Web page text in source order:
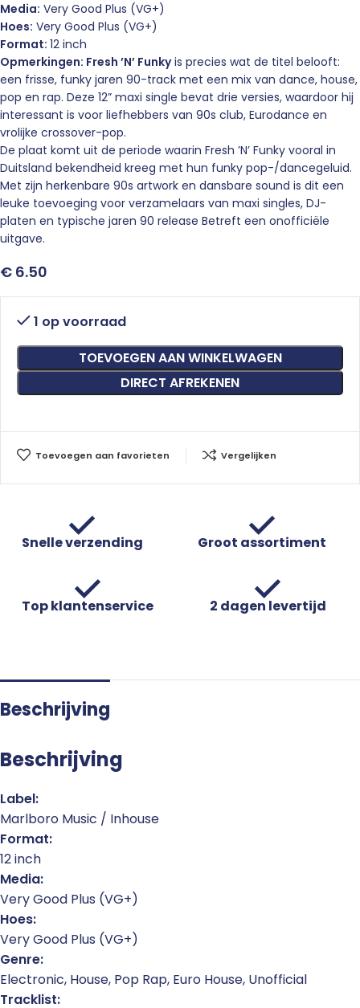
Media: Very Good Plus (VG+)
Hoes: Very Good Plus (VG+)
Format: 12 inch
Opmerkingen: Fresh ’N’ Funkyis precies wat de titel belooft:
een frisse, funky jaren 90-track met een mix van dance, house,
pop en rap. Deze 12” maxi single bevat drie versies, waardoor hij
interessant is voor liefhebbers van 90s club, Eurodance en
vrolijke crossover-pop.
De plaat komt uit de periode waarin Fresh ’N’ Funky vooral in
Duitsland bekendheid kreeg met hun funky pop-/dancegeluid.
Met zijn herkenbare 90s artwork en dansbare sound is dit een
leuke toevoeging voor verzamelaars van maxi singles, DJ-
platen en typische jaren 90 release Betreft een onofficiële
uitgave.
€ 6.50
1 op voorraad
TOEVOEGEN AAN WINKELWAGEN
DIRECT AFREKENEN
Toevoegen aan favorieten Vergelijken
Snelle verzending Groot assortiment
Top klantenservice 2 dagen levertijd
Beschrijving
Beschrijving
Label:
Marlboro Music / Inhouse
Format:
12 inch
Media:
Very Good Plus (VG+)
Hoes:
Very Good Plus (VG+)
Genre:
Electronic, House, Pop Rap, Euro House, Unofficial
Tracklist: